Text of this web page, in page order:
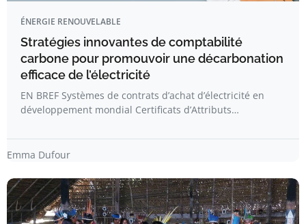
ÉNERGIE RENOUVELABLE
Stratégies innovantes de comptabilité
carbone pour promouvoir une décarbonation
efficace de l’électricité
EN BREF Systèmes de contrats d’achat d’électricité en
développement mondial Certificats d’Attributs…
Emma Dufour